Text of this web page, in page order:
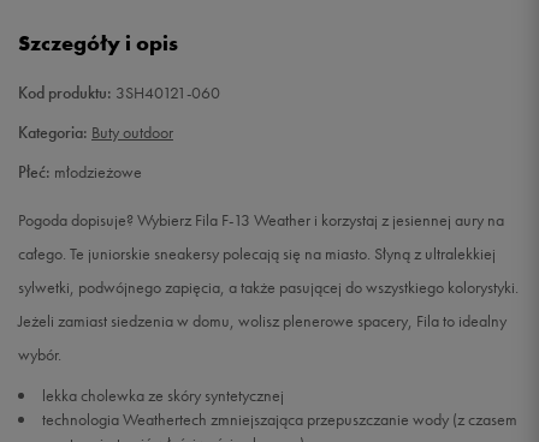
39 24,75 cm
Szczegóły i opis
Kod produktu: 3SH40121-060
Kategoria: Buty outdoor
Płeć: młodzieżowe
Pogoda dopisuje? Wybierz Fila F-13 Weather i korzystaj z jesiennej aury na
całego. Te juniorskie sneakersy polecają się na miasto. Słyną z ultralekkiej
sylwetki, podwójnego zapięcia, a także pasującej do wszystkiego kolorystyki.
Jeżeli zamiast siedzenia w domu, wolisz plenerowe spacery, Fila to idealny
wybór.
lekka cholewka ze skóry syntetycznej
technologia Weathertech zmniejszająca przepuszczanie wody (z czasem